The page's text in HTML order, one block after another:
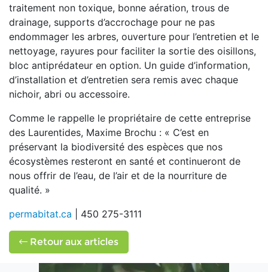
traitement non toxique, bonne aération, trous de
drainage, supports d’accrochage pour ne pas
endommager les arbres, ouverture pour l’entretien et le
nettoyage, rayures pour faciliter la sortie des oisillons,
bloc antiprédateur en option. Un guide d’information,
d’installation et d’entretien sera remis avec chaque
nichoir, abri ou accessoire.
Comme le rappelle le propriétaire de cette entreprise
des Laurentides, Maxime Brochu : « C’est en
préservant la biodiversité des espèces que nos
écosystèmes resteront en santé et continueront de
nous offrir de l’eau, de l’air et de la nourriture de
qualité. »
permabitat.ca | 450 275-3111
Retour aux articles